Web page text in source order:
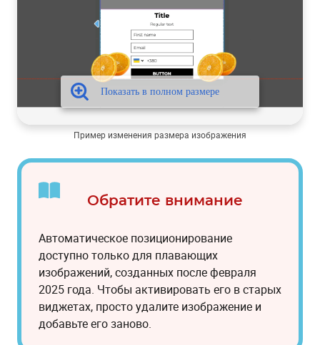
Добавление описания сценария
Другие обновления
Блок “Колонки” в email
Расширение возможностей API-ресурса Get contact's
message history
Платежный адрес
Открытие ссылок в браузере / приложении
Удаление языковых версий сообщения
Пример изменения размера изображения
Обратите внимание
Автоматическое позиционирование
доступно только для плавающих
изображений, созданных после февраля
2025 года. Чтобы активировать его в старых
виджетах, просто удалите изображение и
добавьте его заново.